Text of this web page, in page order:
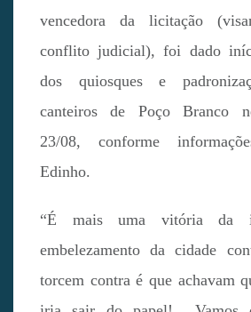
vencedora da licitação
conflito judicial), foi dado
dos quiosques e
canteiros de Poço Branco
23/08, conforme
Edinho.
“É mais uma vitória da
embelezamento da cidade
torcem contra é que achavam